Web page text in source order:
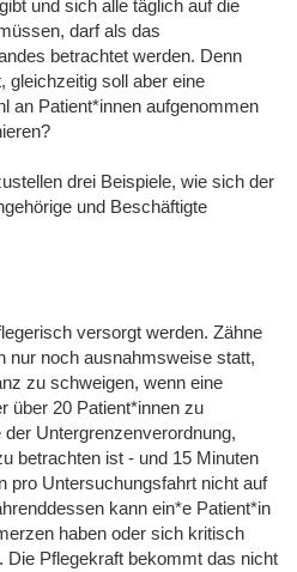
und sich alle täglich auf die
darf als das
betrachtet werden. Denn
gleichzeitig soll aber eine
an Patient*innen aufgenommen
drei Beispiele, wie sich der
und Beschäftigte
versorgt werden. Zähne
nur noch ausnahmsweise statt,
zu schweigen, wenn eine
über 20 Patient*innen zu
Untergrenzenverordnung,
betrachten ist - und 15 Minuten
pro Untersuchungsfahrt nicht auf
kann ein*e Patient*in
haben oder sich kritisch
Pflegekraft bekommt das nicht